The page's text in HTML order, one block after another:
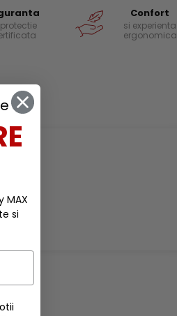
Confort
si experienta
ergonomica
MAX
si